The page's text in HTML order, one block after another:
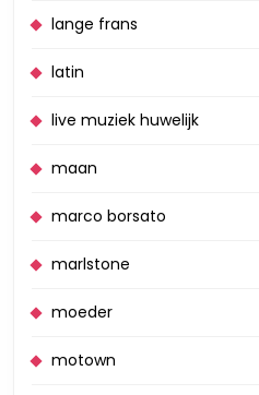
lange frans
latin
live muziek huwelijk
maan
marco borsato
marlstone
moeder
motown